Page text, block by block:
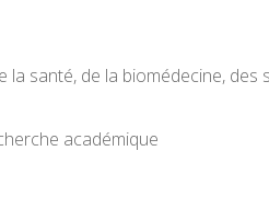
santé, de la biomédecine, des
académique